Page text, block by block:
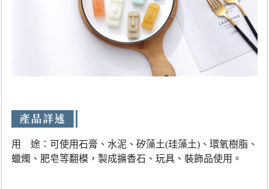
用 途：可使用石膏、水泥、矽藻土(珪藻土)、環氧樹脂、
蠟燭、肥皂等翻模，製成擴香石、玩具、裝飾品使用。